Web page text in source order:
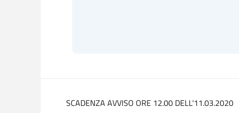
SCADENZA AVVISO ORE 12.00 DELL'11.03.2020